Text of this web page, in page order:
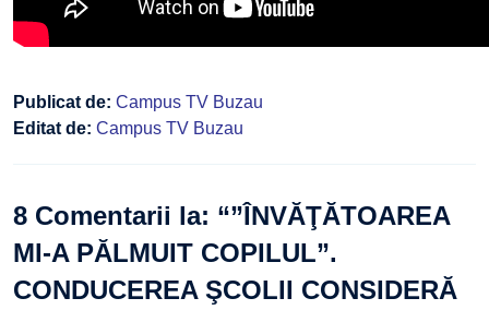
Publicat de: Campus TV Buzau
Editat de: Campus TV Buzau
8 Comentarii la: “”ÎNVĂŢĂTOAREA
MI-A PĂLMUIT COPILUL”.
CONDUCEREA ŞCOLII CONSIDERĂ